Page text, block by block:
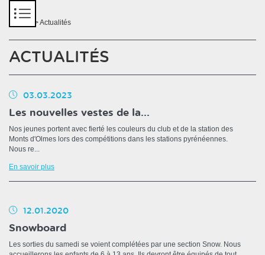
> Actualités
ACTUALITÉS
03.03.2023
Les nouvelles vestes de la...
Nos jeunes portent avec fierté les couleurs du club et de la station des
Monts d'Olmes lors des compétitions dans les stations pyrénéennes.
Nous re...
En savoir plus
12.01.2020
Snowboard
Les sorties du samedi se voient complétées par une section Snow. Nous